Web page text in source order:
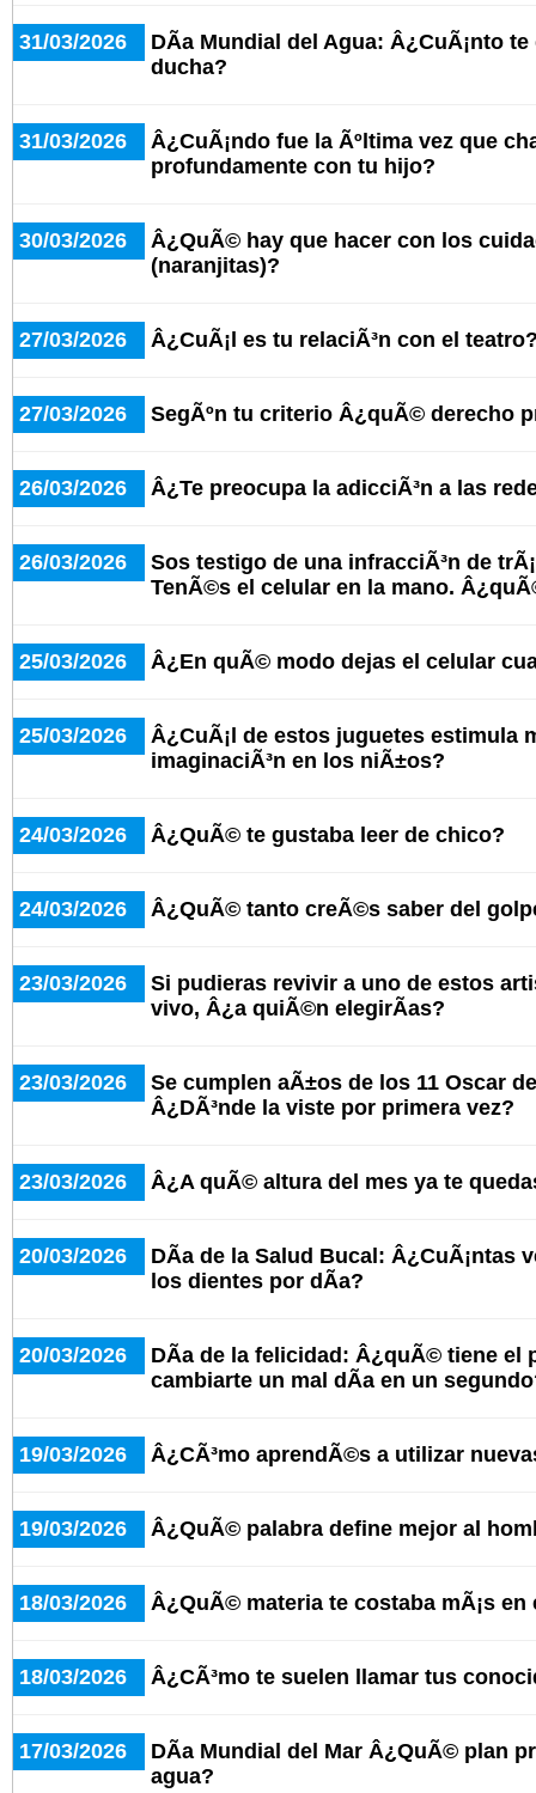
31/03/2026
DÃ­a Mundial del Agua: Â¿CuÃ¡nto te
ducha?
31/03/2026
Â¿CuÃ¡ndo fue la Ãºltima vez que
profundamente con tu hijo?
30/03/2026
Â¿QuÃ© hay que hacer con los
(naranjitas)?
27/03/2026 Â¿CuÃ¡l es tu relaciÃ³n con el
27/03/2026 SegÃºn tu criterio Â¿quÃ© derecho
26/03/2026 Â¿Te preocupa la adicciÃ³n a las
26/03/2026
Sos testigo de una infracciÃ³n de
TenÃ©s el celular en la mano.
25/03/2026 Â¿En quÃ© modo dejas el celular
25/03/2026
Â¿CuÃ¡l de estos juguetes estimula
imaginaciÃ³n en los niÃ±os?
24/03/2026 Â¿QuÃ© te gustaba leer de chico?
24/03/2026 Â¿QuÃ© tanto creÃ©s saber del
23/03/2026
Si pudieras revivir a uno de estos
vivo, Â¿a quiÃ©n elegirÃ­as?
23/03/2026
Se cumplen aÃ±os de los 11 Oscar
Â¿DÃ³nde la viste por primera vez?
23/03/2026 Â¿A quÃ© altura del mes ya te
20/03/2026
DÃ­a de la Salud Bucal: Â¿CuÃ¡ntas
los dientes por dÃ­a?
20/03/2026
DÃ­a de la felicidad: Â¿quÃ© tiene el
cambiarte un mal dÃ­a en un
19/03/2026 Â¿CÃ³mo aprendÃ©s a utilizar
19/03/2026 Â¿QuÃ© palabra define mejor al
18/03/2026 Â¿QuÃ© materia te costaba mÃ¡s
18/03/2026 Â¿CÃ³mo te suelen llamar tus
17/03/2026
DÃ­a Mundial del Mar Â¿QuÃ© plan
agua?